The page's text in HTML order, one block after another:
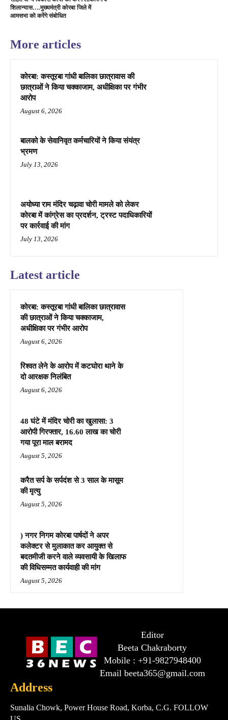
शिलान्यास….मुख्यमंत्री कोरबा जिले में
आमसभा को करेंगे संबोधित
More articles
कोरबा: कस्तूरबा गांधी बालिका छात्रावास की
छात्राओं ने किया चक्काजाम, अधीक्षिका पर गंभीर
आरोप
August 6, 2026
बालको के सेवानिवृत कर्मचारियों ने किया संयंत्र
भ्रमण
July 13, 2026
अयोध्या राम मंदिर चढ़ावा चोरी मामले को लेकर
कोरबा में कांग्रेस का प्रदर्शन, ट्रस्ट पदाधिकारियों
पर कार्रवाई की मांग
July 13, 2026
Latest article
कोरबा: कस्तूरबा गांधी बालिका छात्रावास
की छात्राओं ने किया चक्काजाम,
अधीक्षिका पर गंभीर आरोप
August 6, 2026
रिश्वत लेने के आरोप में कटघोरा थाने के
दो आरक्षक निलंबित
August 6, 2026
48 घंटे में मंदिर चोरी का खुलासा: 3
आरोपी गिरफ्तार, 16.60 लाख का चोरी
गया पूरा माल बरामद
August 5, 2026
करैत सर्प के सर्पदंश से 3 साल के मासूम
की मृत्यु
August 5, 2026
) नगर निगम कोरबा पार्षदों ने अपर
कलेक्टर से मुलाकात कर आयुक्त से
बदतमीजी करने वाले व्यवसायी के खिलाफ
की विधिसम्मत कार्यवाही की मांग
August 5, 2026
Editor
Beeta Chakraborty
Mobile : +91-9827948400
Email beeta365@gmail.com
Address
Sunalia Chowk, Power House Road, Korba, C.G. FOLLOW